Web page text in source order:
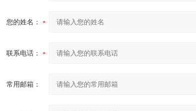
您的姓名：
联系电话：
常用邮箱：